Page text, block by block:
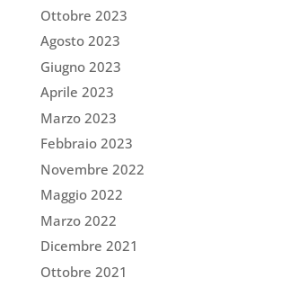
Ottobre 2023
Agosto 2023
Giugno 2023
Aprile 2023
Marzo 2023
Febbraio 2023
Novembre 2022
Maggio 2022
Marzo 2022
Dicembre 2021
Ottobre 2021